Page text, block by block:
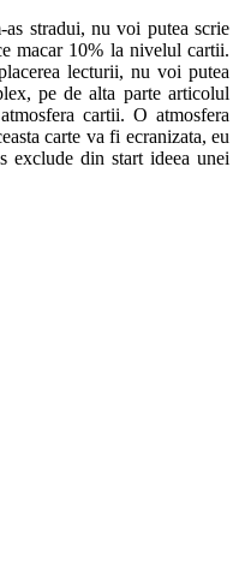
stradui, nu voi putea scrie
macar 10% la nivelul cartii.
lecturii, nu voi putea
pe de alta parte articolul
cartii. O atmosfera
carte va fi ecranizata, eu
exclude din start ideea unei